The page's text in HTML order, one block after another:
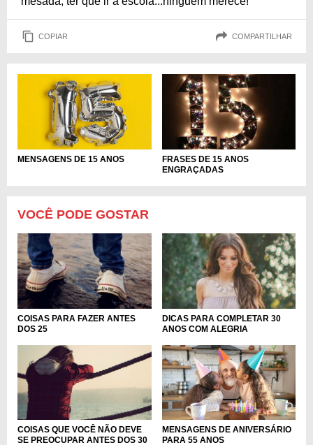
COPIAR COMPARTILHAR
MENSAGENS DE 15 ANOS
FRASES DE 15 ANOS
ENGRAÇADAS
VOCÊ PODE GOSTAR
COISAS PARA FAZER ANTES
DOS 25
DICAS PARA COMPLETAR 30
ANOS COM ALEGRIA
COISAS QUE VOCÊ NÃO DEVE
SE PREOCUPAR ANTES DOS 30
MENSAGENS DE ANIVERSÁRIO
PARA 55 ANOS